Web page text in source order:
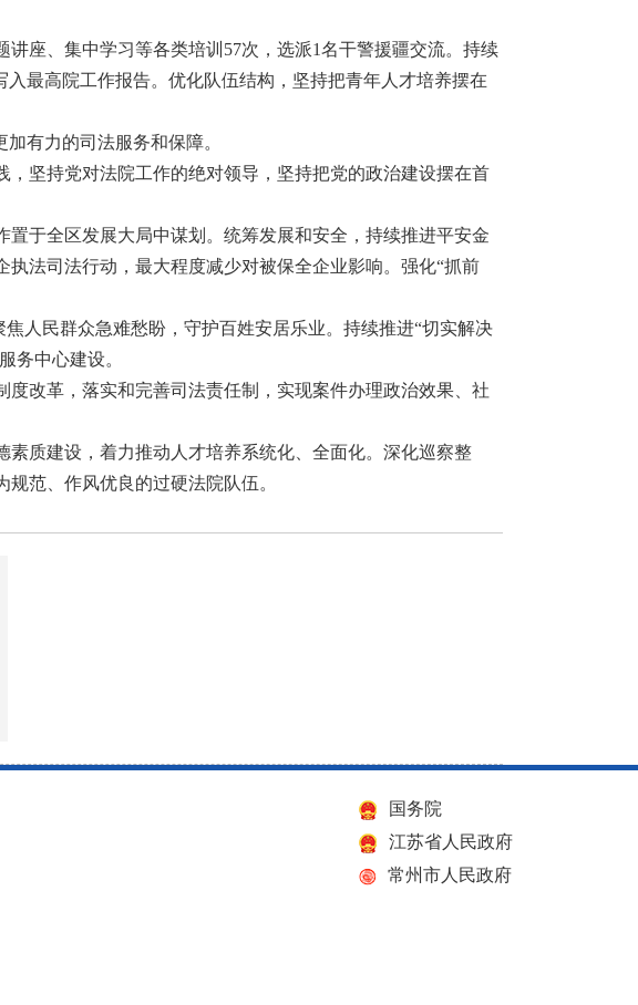
座、集中学习等各类培训57次，选派1名干警援疆交流。持续
最高院工作报告。优化队伍结构，坚持把青年人才培养摆在
有力的司法服务和保障。
坚持党对法院工作的绝对领导，坚持把党的政治建设摆在首
于全区发展大局中谋划。统筹发展和安全，持续推进平安金
法司法行动，最大程度减少对被保全企业影响。强化“抓前
人民群众急难愁盼，守护百姓安居乐业。持续推进“切实解决
务中心建设。
改革，落实和完善司法责任制，实现案件办理政治效果、社
质建设，着力推动人才培养系统化、全面化。深化巡察整
范、作风优良的过硬法院队伍。
国务院
江苏省人民政府
常州市人民政府